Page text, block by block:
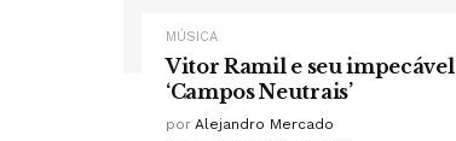
MÚSICA
Vitor Ramil e seu impecável
‘Campos Neutrais’
por Alejandro Mercado